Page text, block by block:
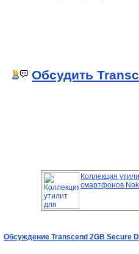
Обсудить
Коллекция
смартфонов
Обсуждение Transcend 2GB Secure